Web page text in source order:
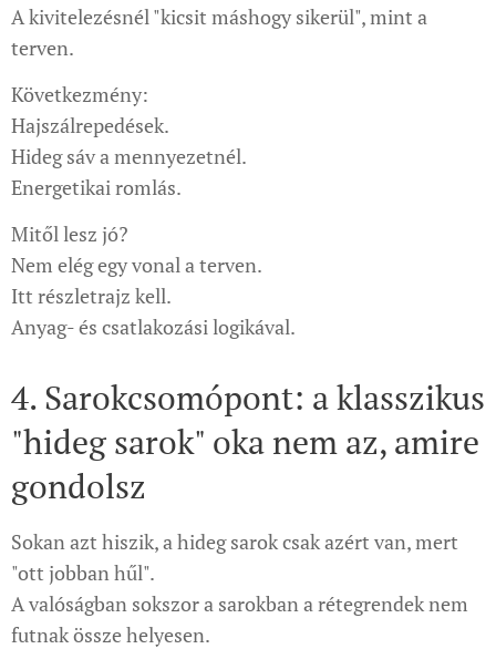
A kivitelezésnél "kicsit máshogy sikerül", mint a
terven.
Következmény:
Hajszálrepedések.
Hideg sáv a mennyezetnél.
Energetikai romlás.
Mitől lesz jó?
Nem elég egy vonal a terven.
Itt részletrajz kell.
Anyag- és csatlakozási logikával.
4. Sarokcsomópont: a klasszikus
"hideg sarok" oka nem az, amire
gondolsz
Sokan azt hiszik, a hideg sarok csak azért van, mert
"ott jobban hűl".
A valóságban sokszor a sarokban a rétegrendek nem
futnak össze helyesen.